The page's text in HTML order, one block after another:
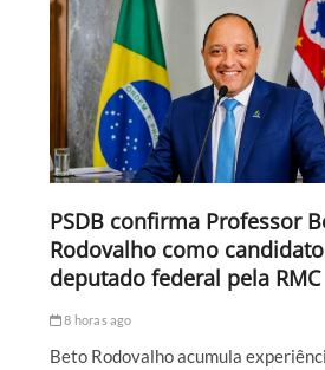
PSDB confirma Professor
Rodovalho como
deputado federal pela RMC
8 horas ago
Beto Rodovalho acumula